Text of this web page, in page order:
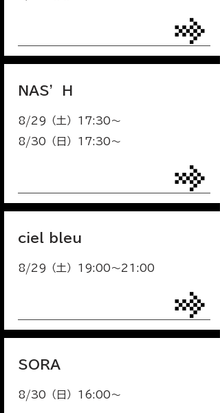
NAS’H
8/29（土）17:30〜
8/30（日）17:30～
ciel bleu
8/29（土）19:00～21:00
SORA
8/30（日）16:00〜